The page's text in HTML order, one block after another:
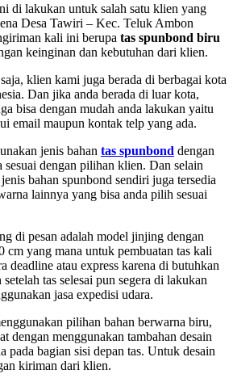
di lakukan untuk salah satu klien yang
Desa Tawiri – Kec. Teluk Ambon
kali ini berupa tas spunbond biru
keinginan dan kebutuhan dari klien.
klien kami juga berada di berbagai kota
Dan jika anda berada di luar kota,
bisa dengan mudah anda lakukan yaitu
email maupun kontak telp yang ada.
jenis bahan tas spunbond dengan
dengan pilihan klien. Dan selain
bahan spunbond sendiri juga tersedia
lainnya yang bisa anda pilih sesuai
di pesan adalah model jinjing dengan
cm yang mana untuk pembuatan tas kali
deadline atau express karena di butuhkan
tas selesai pun segera di lakukan
jasa expedisi udara.
pilihan bahan berwarna biru,
dengan menggunakan tambahan desain
pada bagian sisi depan tas. Untuk desain
kiriman dari klien.